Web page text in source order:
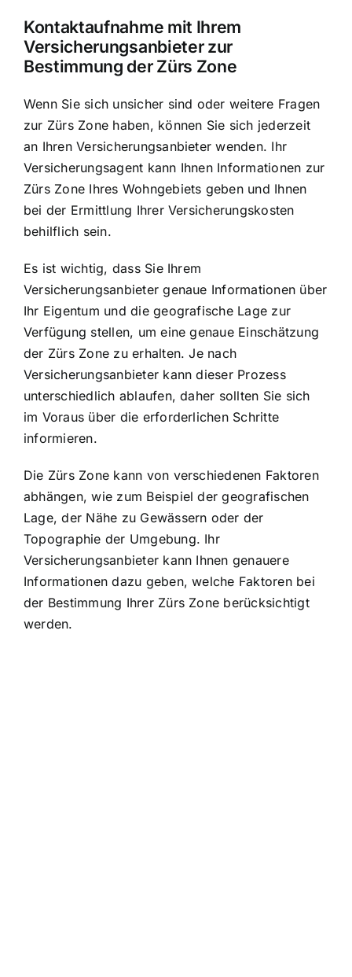
Kontaktaufnahme mit Ihrem
Versicherungsanbieter zur
Bestimmung der Zürs Zone
Wenn Sie sich unsicher sind oder weitere Fragen
zur Zürs Zone haben, können Sie sich jederzeit
an Ihren Versicherungsanbieter wenden. Ihr
Versicherungsagent kann Ihnen Informationen zur
Zürs Zone Ihres Wohngebiets geben und Ihnen
bei der Ermittlung Ihrer Versicherungskosten
behilflich sein.
Es ist wichtig, dass Sie Ihrem
Versicherungsanbieter genaue Informationen über
Ihr Eigentum und die geografische Lage zur
Verfügung stellen, um eine genaue Einschätzung
der Zürs Zone zu erhalten. Je nach
Versicherungsanbieter kann dieser Prozess
unterschiedlich ablaufen, daher sollten Sie sich
im Voraus über die erforderlichen Schritte
informieren.
Die Zürs Zone kann von verschiedenen Faktoren
abhängen, wie zum Beispiel der geografischen
Lage, der Nähe zu Gewässern oder der
Topographie der Umgebung. Ihr
Versicherungsanbieter kann Ihnen genauere
Informationen dazu geben, welche Faktoren bei
der Bestimmung Ihrer Zürs Zone berücksichtigt
werden.